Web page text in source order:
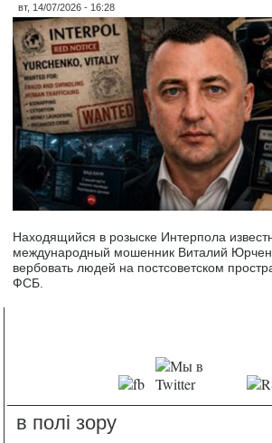
вт, 14/07/2026 - 16:28
Находящийся в розыске Интерпола
международный мошенник Виталий
вербовать людей на постсоветском
ФСБ.
в полі зору